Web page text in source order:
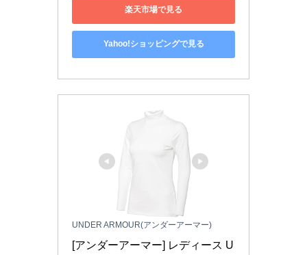
楽天市場で見る
Yahoo!ショッピングで見る
UNDER ARMOUR(アンダーアーマー)
[アンダーアーマー] レディース U